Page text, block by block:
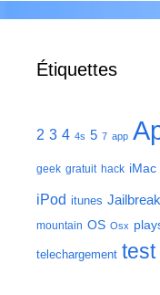
Étiquettes
2 3 4 4s 5 7 app
geek gratuit hack iMac
iPod itunes Jailbreak
mountain OS Osx
telechargement test